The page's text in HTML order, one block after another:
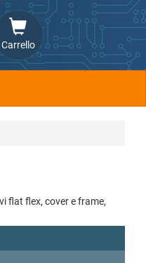
Carrello
flat flex, cover e frame,